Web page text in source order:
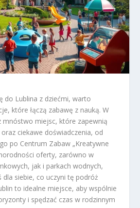
do Lublina z dziećmi, warto
które łączą zabawę z nauką. W
mnóstwo miejsc, które zapewnią
ciekawe doświadczenia, od
po Centrum Zabaw „Kreatywne
oferty, zarówno w
jak i parkach wodnych,
dla siebie, co uczyni tę podróż
to idealne miejsce, aby wspólnie
i spędzać czas w rodzinnym